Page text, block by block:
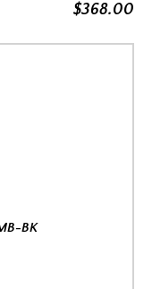
$368.00
BK